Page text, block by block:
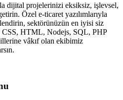
dijital projelerinizi eksiksiz, işlevsel,
Özel e-ticaret yazılımlarıyla
sektörünüzün en iyisi siz
CSS, HTML, Nodejs, SQL, PHP
vâkıf olan ekibimiz